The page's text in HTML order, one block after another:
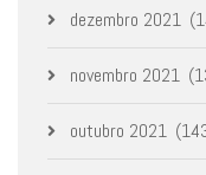
dezembro 2021
novembro 2021
outubro 2021